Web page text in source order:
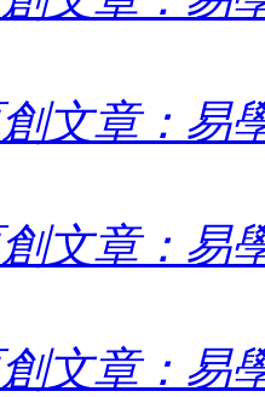
文章：易
文章：易
文章：易